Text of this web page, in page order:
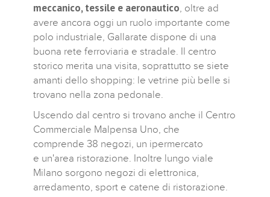
meccanico, tessile e aeronautico, oltre ad
avere ancora oggi un ruolo importante come
polo industriale, Gallarate dispone di una
buona rete ferroviaria e stradale. Il centro
storico merita una visita, soprattutto se siete
amanti dello shopping: le vetrine più belle si
trovano nella zona pedonale.
Uscendo dal centro si trovano anche il Centro
Commerciale Malpensa Uno, che
comprende 38 negozi, un ipermercato
e un'area ristorazione. Inoltre lungo viale
Milano sorgono negozi di elettronica,
arredamento, sport e catene di ristorazione.